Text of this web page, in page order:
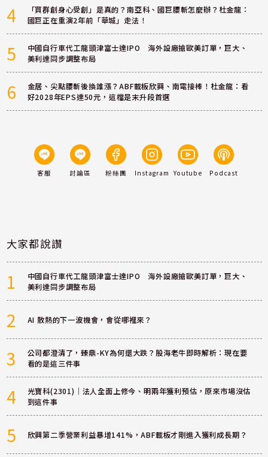
4
「買群創身心受創」是真的？南亞科、國巨腰斬怎麼辦？杜金龍：
國巨正在重演2年前「華城」走法！
5
中國自行車代工龍頭津富士達IPO 海外設廠搶歐美訂單，巨大、
美利達同步調整布局
6
金居、尖點腰斬後換誰漲？ABF載板欣興、南電接棒！杜金龍：看
好2028年EPS達50元，這檔是末升段首選
客服 討論區 粉絲團 Instagram Youtube Podcast
大家都說讚
1
中國自行車代工龍頭津富士達IPO 海外設廠搶歐美訂單，巨大、
美利達同步調整布局
2 AI 散熱的下一波機會，會從哪裡來？
3
公司都澄清了，臻鼎-KY為何還大跌？股海老牛即時解析：現在要
看的是這三件事
4
光寶科(2301)｜法人全面上修今、明兩年獲利預估，原來市場沒估
到這件事
5 欣興第二季營業利益暴增141%，ABF載板才剛進入獲利成長期？